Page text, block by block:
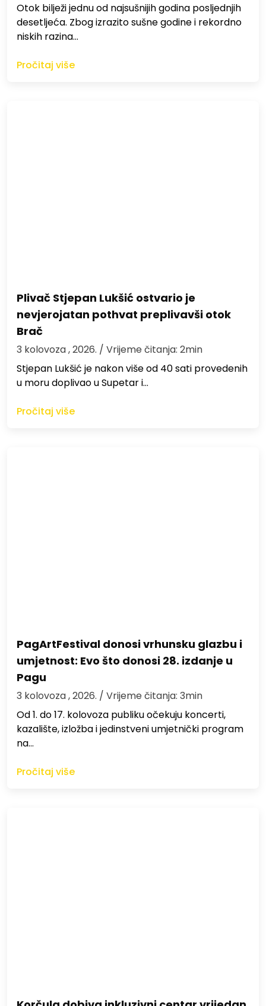
Otok bilježi jednu od najsušnijih godina posljednjih
desetljeća. Zbog izrazito sušne godine i rekordno
niskih razina…
Pročitaj više
Plivač Stjepan Lukšić ostvario je
nevjerojatan pothvat preplivavši otok
Brač
3 kolovoza , 2026. / Vrijeme čitanja: 2min
St​jepan Lukšić je nakon više od 40 sati provedenih
u moru doplivao u Supetar i…
Pročitaj više
PagArtFestival donosi vrhunsku glazbu i
umjetnost: Evo što donosi 28. izdanje u
Pagu
3 kolovoza , 2026. / Vrijeme čitanja: 3min
Od 1. do 17. kolovoza publiku očekuju koncerti,
kazalište, izložba i jedinstveni umjetnički program
na…
Pročitaj više